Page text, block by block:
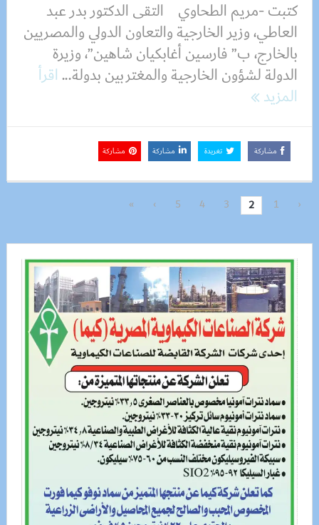
كتبت -مريم الطحاوي التقى الدكتور بدر عبد
العاطي، وزير الخارجية والتعاون الدولي والمصريين
بالخارج، ب” فارسين أغابكيان شاهين”، وزيرة
الدولة لشؤون الخارجية والمغتربين بدولة...اقرأ
المزيد
مشاركة تغريدة مشاركة مشاركة
‹
1
2
3
4
5
›
»